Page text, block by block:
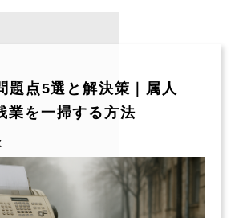
題点5選と解決策｜属人
業を一掃する方法